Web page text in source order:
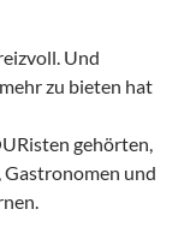
Und
zu bieten hat
gehörten,
Gastronomen und